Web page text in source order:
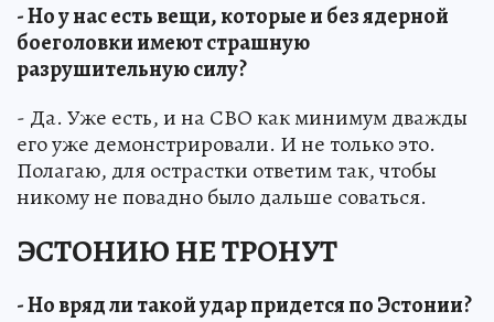
- Но у нас есть вещи, которые и без ядерной
боеголовки имеют страшную
разрушительную силу?
- Да. Уже есть, и на СВО как минимум дважды
его уже демонстрировали. И не только это.
Полагаю, для острастки ответим так, чтобы
никому не повадно было дальше соваться.
ЭСТОНИЮ НЕ ТРОНУТ
- Но вряд ли такой удар придется по Эстонии?